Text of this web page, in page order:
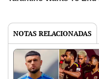
NOTAS RELACIONADAS